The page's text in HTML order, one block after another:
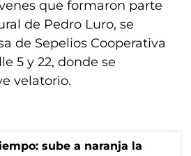
que formaron parte
de Pedro Luro, se
de Sepelios Cooperativa
5 y 22, donde se
velatorio.
sube a naranja la